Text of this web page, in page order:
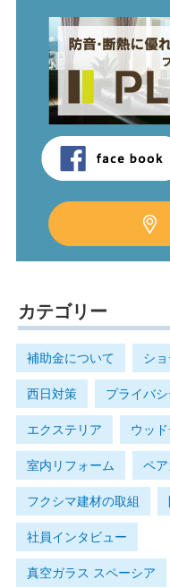
カテゴリー
補助金について シ
西日対策 プライバ
エクステリア ウッ
室内リフォーム ペ
フクシマ建材の取組
社員インタビュー
真空ガラス スペーシア